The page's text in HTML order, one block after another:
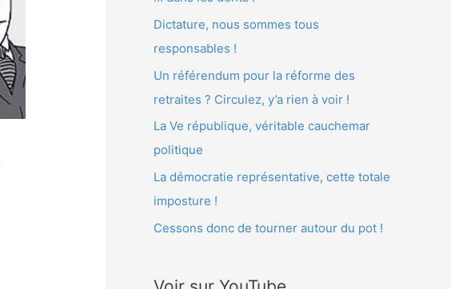
:
Dictature, nous sommes tous
responsables !
Un référendum pour la réforme des
retraites ? Circulez, y’a rien à voir !
La Ve république, véritable cauchemar
politique
La démocratie représentative, cette totale
imposture !
Cessons donc de tourner autour du pot !